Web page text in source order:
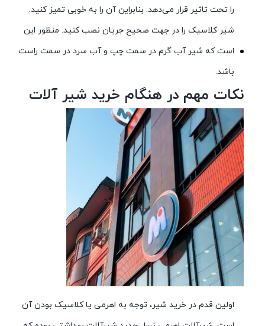
را تحت تاثیر قرار می‌دهد. بنابراین آن را به خوبی تمیز کنید.
شیر کلاسیک را در جهت صحیح جریان نصب کنید. منظور این
است که شیر آب گرم در سمت چپ و آب سرد در سمت راست
باشد.
نکات مهم در هنگام خرید شیر آلات
اولین قدم در خرید شیر، توجه به اهرمی یا کلاسیک بودن آن